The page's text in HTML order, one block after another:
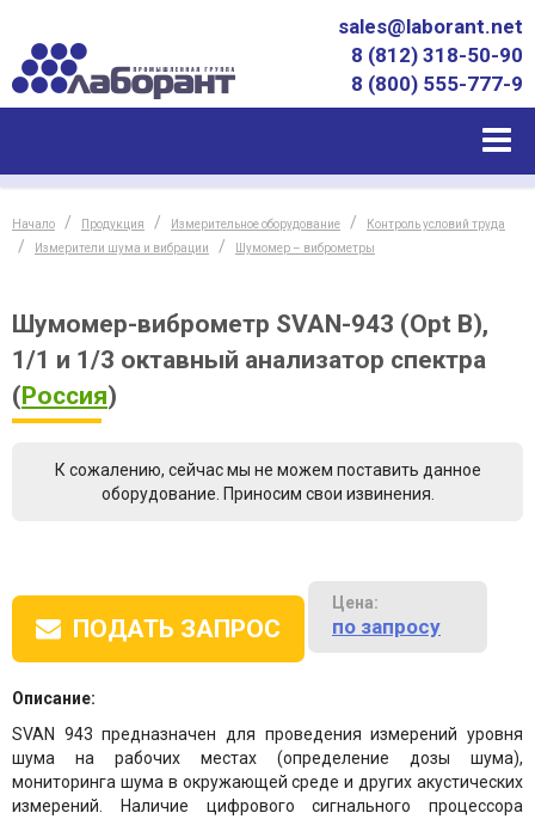
sales@laborant.net
8 (812) 318-50-90
8 (800) 555-777-9
Начало Продукция Измерительное оборудование
Контроль условий труда
Измерители шума и вибрации
Шумомер – виброметры
Шумомер-виброметр SVAN-943 (Opt B),
1/1 и 1/3 октавный анализатор спектра
(Россия)
К сожалению, сейчас мы не можем поставить данное
оборудование. Приносим свои извинения.
ПОДАТЬ ЗАПРОС
Цена:
по запросу
Описание:
SVAN 943 предназначен для проведения измерений уровня
шума на рабочих местах (определение дозы шума),
мониторинга шума в окружающей среде и других акустических
измерений. Наличие цифрового сигнального процессора